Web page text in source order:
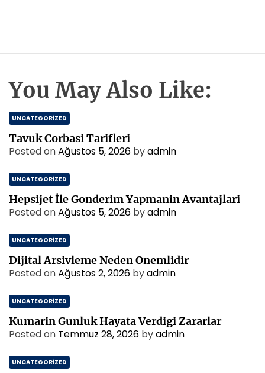
You May Also Like:
UNCATEGORIZED
Tavuk Corbasi Tarifleri
Posted onAğustos 5, 2026 byadmin
UNCATEGORIZED
Hepsijet İle Gonderim Yapmanin Avantajlari
Posted onAğustos 5, 2026 byadmin
UNCATEGORIZED
Dijital Arsivleme Neden Onemlidir
Posted onAğustos 2, 2026 byadmin
UNCATEGORIZED
Kumarin Gunluk Hayata Verdigi Zararlar
Posted on Temmuz 28, 2026 byadmin
UNCATEGORIZED